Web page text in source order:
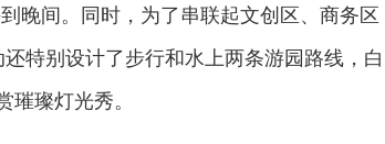
晚间。同时，为了串联起文创区、商务区
特别设计了步行和水上两条游园路线，白
璨灯光秀。